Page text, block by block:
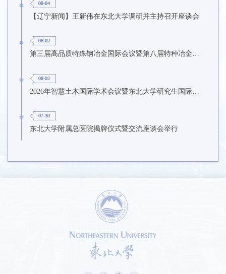
08-04
【辽宁新闻】王新伟在东北大学调研并主持召开座谈会
08-02
第三届高品质特殊钢冶金国际会议暨第八届特种冶金技术学术会议在东北大学召开
08-02
2026年智慧土木国际学术会议暨东北大学研究生国际暑期学校第九期在东北大学召开
07-30
东北大学附属总医院揭牌仪式暨交流座谈会举行